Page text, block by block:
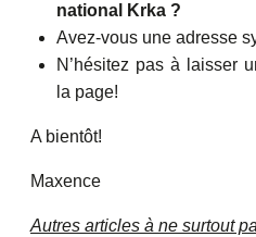
national Krka ?
Avez-vous une adresse
N’hésitez pas à laisser
la page!
A bientôt!
Maxence
Autres articles à ne surtout